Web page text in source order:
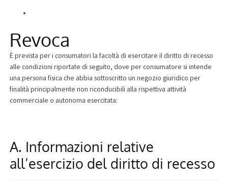
Informazioni
Revoca
È prevista per i consumatori la facoltà di esercitare il diritto di recesso
alle condizioni riportate di seguito, dove per consumatore si intende
una persona fisica che abbia sottoscritto un negozio giuridico per
finalità principalmente non riconducibili alla rispettiva attività
commerciale o autonoma esercitata:
A. Informazioni relative
all’esercizio del diritto di recesso